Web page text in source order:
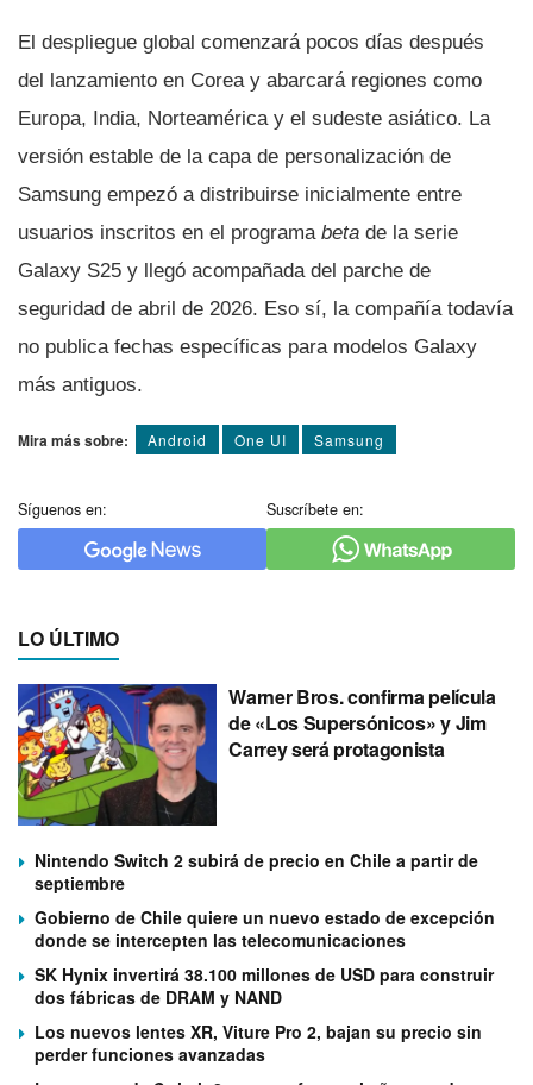
El despliegue global comenzará pocos días después
del lanzamiento en Corea y abarcará regiones como
Europa, India, Norteamérica y el sudeste asiático. La
versión estable de la capa de personalización de
Samsung empezó a distribuirse inicialmente entre
usuarios inscritos en el programa beta de la serie
Galaxy S25 y llegó acompañada del parche de
seguridad de abril de 2026. Eso sí, la compañía todavía
no publica fechas específicas para modelos Galaxy
más antiguos.
Mira más sobre: Android One UI Samsung
Síguenos en: Suscríbete en:
LO ÚLTIMO
Warner Bros. confirma película
de «Los Supersónicos» y Jim
Carrey será protagonista
Nintendo Switch 2 subirá de precio en Chile a partir de
septiembre
Gobierno de Chile quiere un nuevo estado de excepción
donde se intercepten las telecomunicaciones
SK Hynix invertirá 38.100 millones de USD para construir
dos fábricas de DRAM y NAND
Los nuevos lentes XR, Viture Pro 2, bajan su precio sin
perder funciones avanzadas